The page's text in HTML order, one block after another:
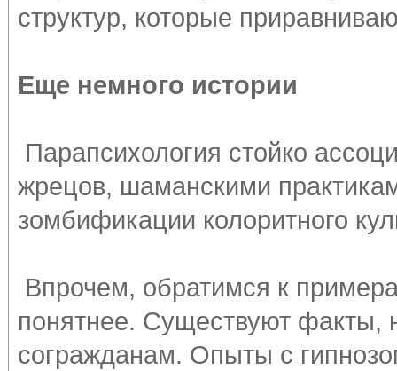
структур, которые
Еще немного истории
Парапсихология стойко
жрецов, шаманскими
зомбификации колоритного
Впрочем, обратимся к
понятнее. Существуют факты,
согражданам. Опыты с